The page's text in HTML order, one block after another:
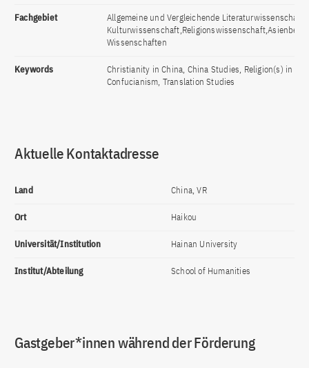
Fachgebiet
Allgemeine und Vergleichende Literaturwissenschaft;
Wissenschaften
Keywords
Christianity in China, China Studies, Religion(s) in
Confucianism, Translation Studies
Aktuelle Kontaktadresse
Land China, VR
Ort Haikou
Universität/Institution Hainan University
Institut/Abteilung School of Humanities
Gastgeber*innen während der Förderung